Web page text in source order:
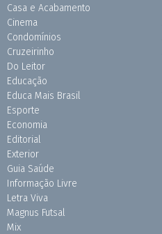
Casa e Acabamento
Cinema
Condomínios
Cruzeirinho
Do Leitor
Educação
Educa Mais Brasil
Esporte
Economia
Editorial
Exterior
Guia Saúde
Informação Livre
Letra Viva
Magnus Futsal
Mix